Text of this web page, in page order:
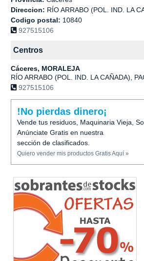
Direccion: RÍO ARRABO (POL. IND. LA
Codigo postal: 10840
927515106
Centros
Cáceres, MORALEJA
RÍO ARRABO (POL. IND. LA CAÑADA),
927515106
!No pierdas dinero¡
Vende tus residuos, Maquinaria Vieja,
Anúnciate Gratis en nuestra
sección de clasificados.
Quiero vender mis productos Gratis Aquí »